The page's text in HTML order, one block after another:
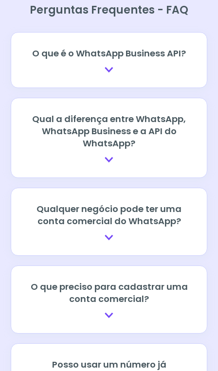
Perguntas Frequentes - FAQ
O que é o WhatsApp Business API?
Qual a diferença entre WhatsApp,
WhatsApp Business e a API do
WhatsApp?
Qualquer negócio pode ter uma
conta comercial do WhatsApp?
O que preciso para cadastrar uma
conta comercial?
Posso usar um número já